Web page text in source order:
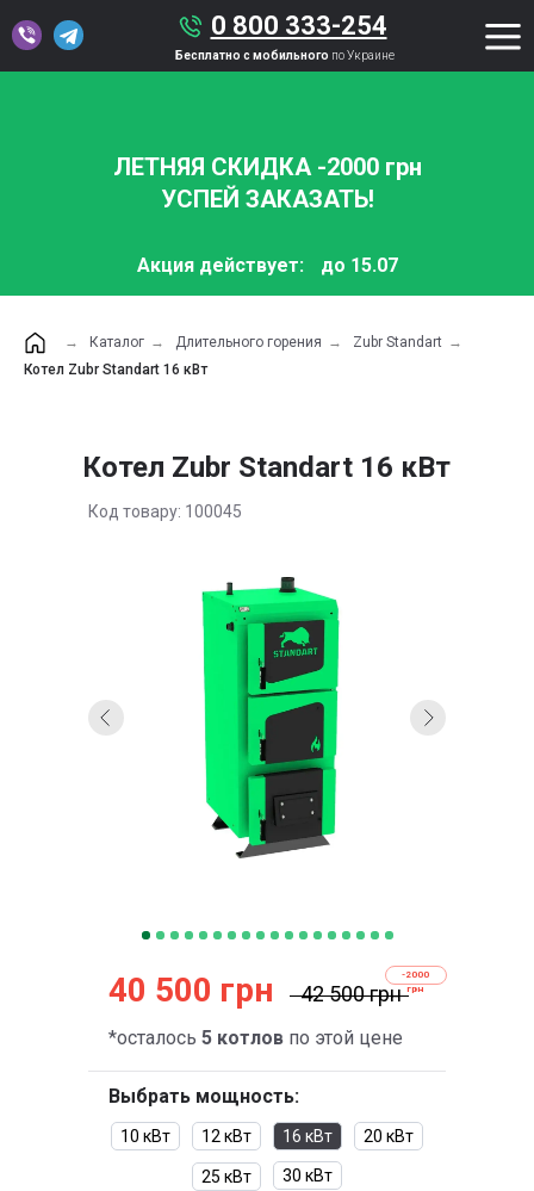
0 800 333-254
Бесплатно с мобильного по Украине
ЛЕТНЯЯ СКИДКА -2000 грн
УСПЕЙ ЗАКАЗАТЬ!
Акция действует: до 15.07
→ Каталог → Длительного горения → Zubr Standart →
Котел Zubr Standart 16 кВт
Котел Zubr Standart 16 кВт
Код товару: 100045
40 500 грн
Выбрать мощность:
10 кВт 12 кВт 16 кВт 20 кВт
30 кВт
25 кВт
42 500 грн
-2000
грн
*осталось 5 котлов по этой цене